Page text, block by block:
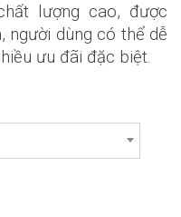
lượng cao, được
người dùng có thể dễ
ưu đãi đặc biệt.